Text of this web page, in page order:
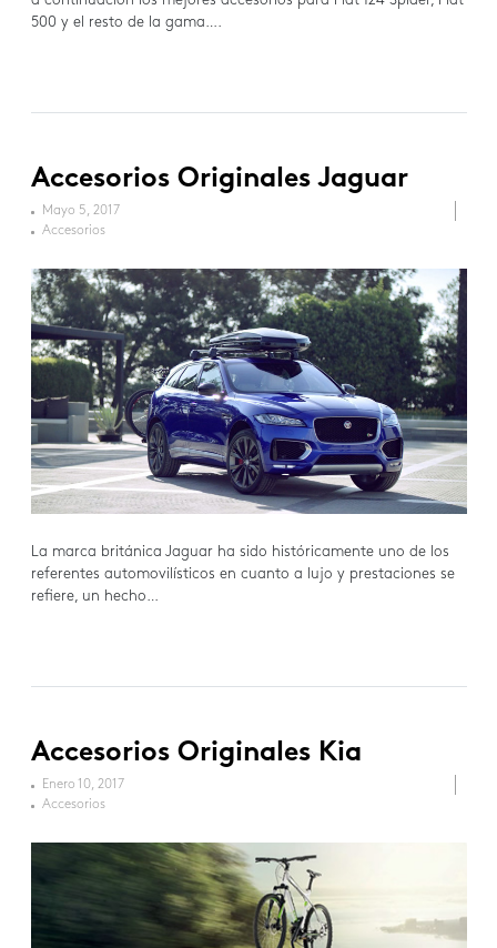
500 y el resto de la gama….
Accesorios Originales Jaguar
Mayo 5, 2017
Accesorios
La marca británica Jaguar ha sido históricamente uno de los
referentes automovilísticos en cuanto a lujo y prestaciones se
refiere, un hecho…
Accesorios Originales Kia
Enero 10, 2017
Accesorios